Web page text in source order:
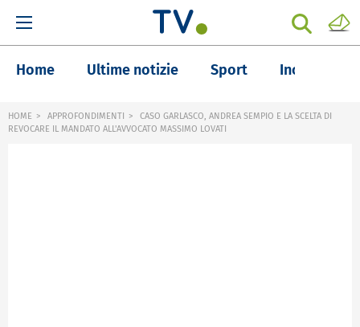
Home Ultime notizie Sport Inchieste
HOME APPROFONDIMENTI
CASO GARLASCO, ANDREA SEMPIO E LA SCELTA DI
REVOCARE IL MANDATO ALL'AVVOCATO MASSIMO LOVATI